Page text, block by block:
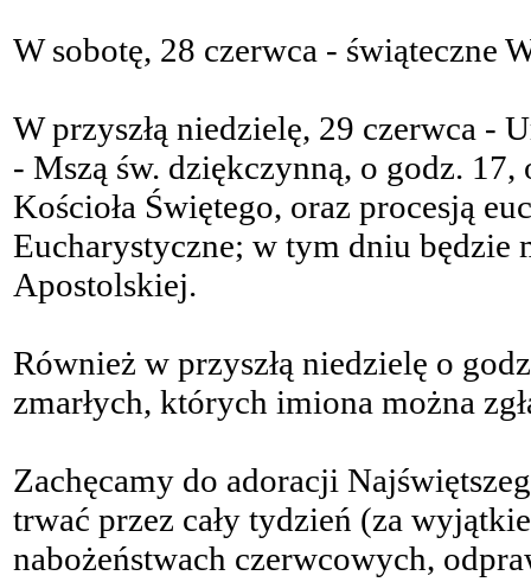
W sobotę, 28 czerwca - świąteczne
W przyszłą niedzielę, 29 czerwca -
- Mszą św. dziękczynną, o godz.
Kościoła Świętego, oraz procesją
Eucharystyczne; w tym dniu będzie
Apostolskiej.
Również w przyszłą niedzielę o
zmarłych, których imiona można
Zachęcamy do adoracji
trwać przez cały tydzień (za
nabożeństwach czerwcowych,